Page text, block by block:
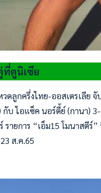
ตูนิเซีย
ดลูกครึ่งไทย-ออสเตรเลีย
กับ ไอแซ็ค นอร์ตี้ย์ (กานา)
ายการ “เอ็ม15 โมนาสตีร์
ส.ค.65